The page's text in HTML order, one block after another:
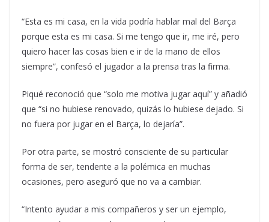
“Esta es mi casa, en la vida podría hablar mal del Barça
porque esta es mi casa. Si me tengo que ir, me iré, pero
quiero hacer las cosas bien e ir de la mano de ellos
siempre”, confesó el jugador a la prensa tras la firma.
Piqué reconoció que “solo me motiva jugar aquí” y añadió
que “si no hubiese renovado, quizás lo hubiese dejado. Si
no fuera por jugar en el Barça, lo dejaría”.
Por otra parte, se mostró consciente de su particular
forma de ser, tendente a la polémica en muchas
ocasiones, pero aseguró que no va a cambiar.
“Intento ayudar a mis compañeros y ser un ejemplo,